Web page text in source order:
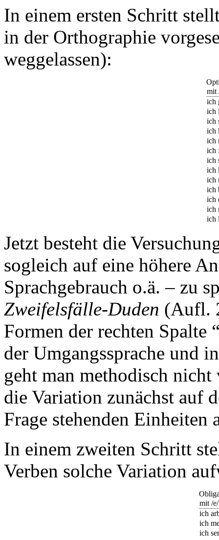
In einem ersten Schritt
in der Orthographie
weggelassen):
mit
ich
ich
ich
ich
ich
ich
ich
ich
ich
ich
ich
ich
ich
Jetzt besteht die
sogleich auf eine höhere
Sprachgebrauch o.ä. – zu
Zweifelsfälle-Duden (Aufl.
Formen der rechten
der Umgangssprache und
geht man methodisch nicht
die Variation zunächst auf
Frage stehenden Einheiten
In einem zweiten Schritt
Verben solche Variation
mit /e/
ich
ich
ich